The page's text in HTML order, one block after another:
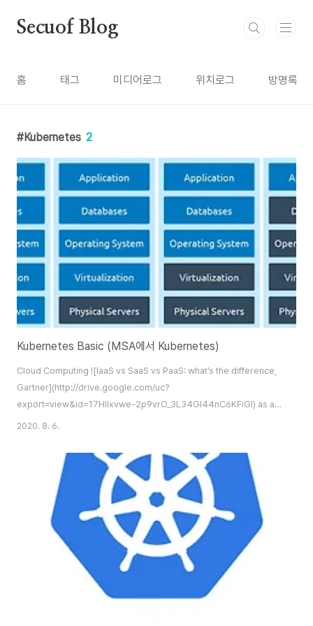
Secuof Blog
홈 태그 미디어로그 위치로그 방명록
Kubernetes 2
Kubernetes Basic (MSA에서 Kubernetes)
Cloud Computing ![IaaS vs SaaS vs PaaS: what’s the difference,
Gartner](http://drive.google.com/uc?
export=view&id=17HIlxvwe-2p9vrO_3L34Gl44nC6KFiGl) as a
Service 각종 `디지털 재화가 네트워크를 통해서 사용 가능한 형태로 제공되
자체가 ''대용량 스토리자와 연산능력 등이 갖춰진 서버를 기반으로 클라이언
트(사용자)에게 가상의 네트워크 컴퓨팅 환경을 제공한다.'는 개념인 만큼, 클
라우드는 태생부터 'as a Service' 구현을 위해 만들어 졌다고 봐도 과언이
아니다. 과거엔 모든 프로그램을 PC에 직접 ..
2020. 8. 6.